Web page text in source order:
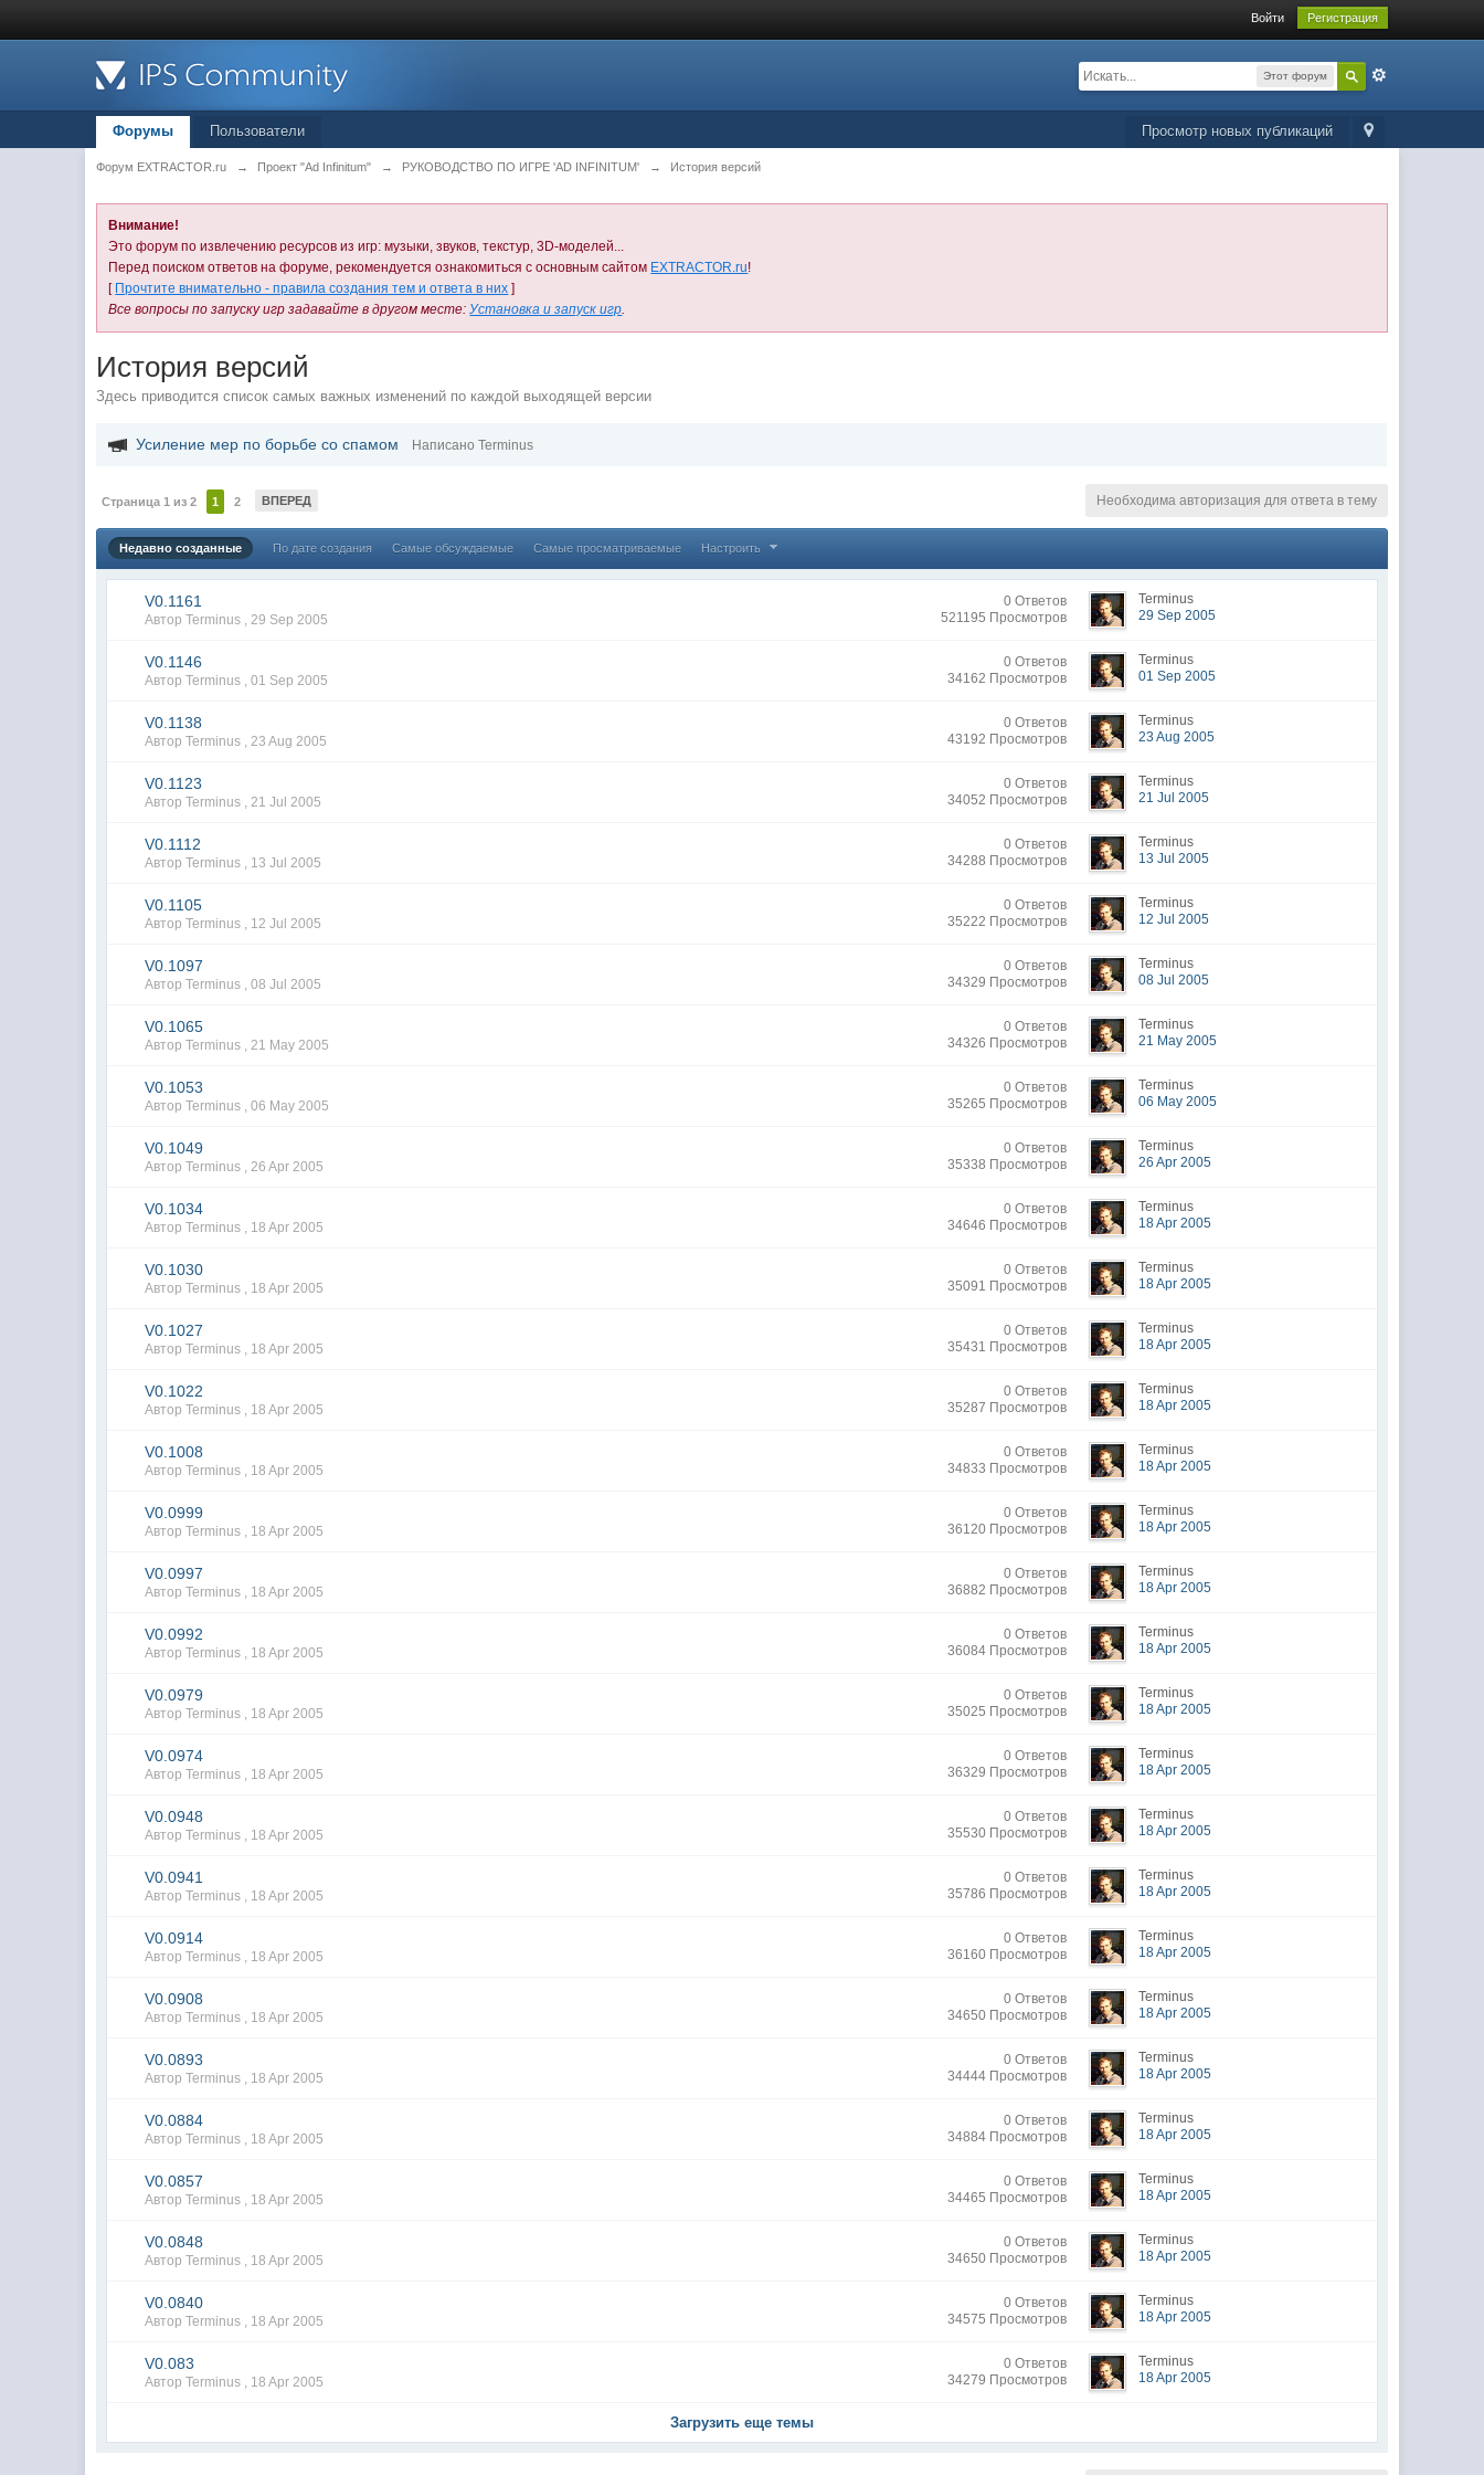
Войти Регистрация
Этот форум
Просмотр новых публикаций
Форумы Пользователи
Форум EXTRACTOR.ru → Проект "Ad Infinitum" → РУКОВОДСТВО ПО ИГРЕ 'AD INFINITUM' → История версий
Внимание!
Это форум по извлечению ресурсов из игр: музыки, звуков, текстур, 3D-моделей...
Перед поиском ответов на форуме, рекомендуется ознакомиться с основным сайтом EXTRACTOR.ru!
[ Прочтите внимательно - правила создания тем и ответа в них ]
Все вопросы по запуску игр задавайте в другом месте:Установка и запуск игр.
История версий
Здесь приводится список самых важных изменений по каждой выходящей версии
Усиление мер по борьбе со спамом Написано Terminus
Страница 1 из 2 1 2 ВПЕРЕД Необходима авторизация для ответа в тему
Недавно созданные По дате создания Самые обсуждаемые Самые просматриваемые Настроить
V0.1161
Автор Terminus ,29 Sep 2005
0 Ответов
521195 Просмотров
Terminus
29 Sep 2005
V0.1146
Автор Terminus ,01 Sep 2005
0 Ответов
34162 Просмотров
Terminus
01 Sep 2005
V0.1138
Автор Terminus ,23 Aug 2005
0 Ответов
43192 Просмотров
Terminus
23 Aug 2005
V0.1123
Автор Terminus ,21 Jul 2005
0 Ответов
34052 Просмотров
Terminus
21 Jul 2005
V0.1112
Автор Terminus , 13 Jul 2005
0 Ответов
34288 Просмотров
Terminus
13 Jul 2005
V0.1105
Автор Terminus , 12 Jul 2005
0 Ответов
35222 Просмотров
Terminus
12 Jul 2005
V0.1097
Автор Terminus ,08 Jul 2005
0 Ответов
34329 Просмотров
Terminus
08 Jul 2005
V0.1065
Автор Terminus ,21 May 2005
0 Ответов
34326 Просмотров
Terminus
21 May 2005
V0.1053
Автор Terminus ,06 May 2005
0 Ответов
35265 Просмотров
Terminus
06 May 2005
V0.1049
Автор Terminus ,26 Apr 2005
0 Ответов
35338 Просмотров
Terminus
26 Apr 2005
V0.1034
Автор Terminus , 18 Apr 2005
0 Ответов
34646 Просмотров
Terminus
18 Apr 2005
V0.1030
Автор Terminus , 18 Apr 2005
0 Ответов
35091 Просмотров
Terminus
18 Apr 2005
V0.1027
Автор Terminus , 18 Apr 2005
0 Ответов
35431 Просмотров
Terminus
18 Apr 2005
V0.1022
Автор Terminus , 18 Apr 2005
0 Ответов
35287 Просмотров
Terminus
18 Apr 2005
V0.1008
Автор Terminus , 18 Apr 2005
0 Ответов
34833 Просмотров
Terminus
18 Apr 2005
V0.0999
Автор Terminus , 18 Apr 2005
0 Ответов
36120 Просмотров
Terminus
18 Apr 2005
V0.0997
Автор Terminus , 18 Apr 2005
0 Ответов
36882 Просмотров
Terminus
18 Apr 2005
V0.0992
Автор Terminus , 18 Apr 2005
0 Ответов
36084 Просмотров
Terminus
18 Apr 2005
V0.0979
Автор Terminus , 18 Apr 2005
0 Ответов
35025 Просмотров
Terminus
18 Apr 2005
V0.0974
Автор Terminus , 18 Apr 2005
0 Ответов
36329 Просмотров
Terminus
18 Apr 2005
V0.0948
Автор Terminus , 18 Apr 2005
0 Ответов
35530 Просмотров
Terminus
18 Apr 2005
V0.0941
Автор Terminus , 18 Apr 2005
0 Ответов
35786 Просмотров
Terminus
18 Apr 2005
V0.0914
Автор Terminus , 18 Apr 2005
0 Ответов
36160 Просмотров
Terminus
18 Apr 2005
V0.0908
Автор Terminus , 18 Apr 2005
0 Ответов
34650 Просмотров
Terminus
18 Apr 2005
V0.0893
Автор Terminus , 18 Apr 2005
0 Ответов
34444 Просмотров
Terminus
18 Apr 2005
V0.0884
Автор Terminus , 18 Apr 2005
0 Ответов
34884 Просмотров
Terminus
18 Apr 2005
V0.0857
Автор Terminus , 18 Apr 2005
0 Ответов
34465 Просмотров
Terminus
18 Apr 2005
V0.0848
Автор Terminus , 18 Apr 2005
0 Ответов
34650 Просмотров
Terminus
18 Apr 2005
V0.0840
Автор Terminus , 18 Apr 2005
0 Ответов
34575 Просмотров
Terminus
18 Apr 2005
V0.083
Автор Terminus , 18 Apr 2005
0 Ответов
34279 Просмотров
Terminus
18 Apr 2005
Загрузить еще темы